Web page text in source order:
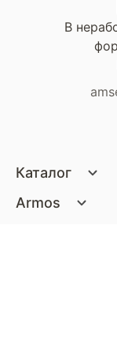
Каталог
Кровати
Armos
В